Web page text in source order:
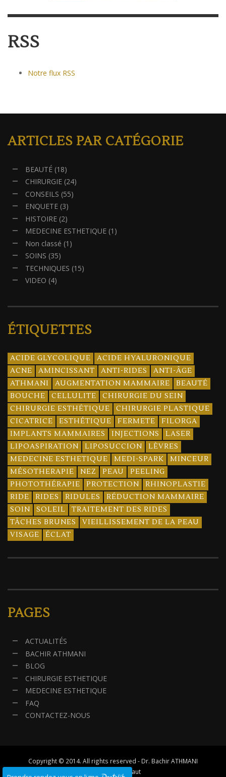
RSS
Notre flux RSS
ARTICLES PAR CATÉGORIE
BEAUTÉ (18)
CHIRURGIE (24)
CONSEILS (55)
ENQUETE (3)
HISTOIRE (2)
MEDECINE ESTHETIQUE (1)
Non classé (1)
SOINS (35)
TECHNIQUES (15)
VIDEO (4)
ÉTIQUETTES
ACIDE GLYCOLIQUE
ACIDE HYALURONIQUE
ACNE
AMINCISSANT ANTI-RIDES
ANTI-ÂGE
ATHMANI
AUGMENTATION MAMMAIRE
BEAUTÉ
BOUCHE
CELLULITE
CHIRURGIE DU SEIN
CHIRURGIE ESTHÉTIQUE
CHIRURGIE PLASTIQUE
CICATRICE
ESTHÉTIQUE FERMETE
FILORGA
IMPLANTS MAMMAIRES
INJECTIONS
LASER
LIPOASPIRATION
LIPOSUCCION
LÈVRES
MEDECINE ESTHETIQUE
MEDI-SPARK
MINCEUR
MÉSOTHERAPIE
NEZ PEAU
PEELING
PHOTOTHÉRAPIE
PROTECTION
RHINOPLASTIE
RIDE
RIDES RIDULES
RÉDUCTION MAMMAIRE
SOIN
SOLEIL
TRAITEMENT DES RIDES
TÂCHES BRUNES
VIEILLISSEMENT DE LA PEAU
VISAGE
ÉCLAT
PAGES
ACTUALITÉS
BACHIR ATHMANI
BLOG
CHIRURGIE ESTHETIQUE
MEDECINE ESTHETIQUE
FAQ
CONTACTEZ-NOUS
Copyright © 2014. All rights reserved - Dr. Bachir ATHMANI
↑ Remonter en haut